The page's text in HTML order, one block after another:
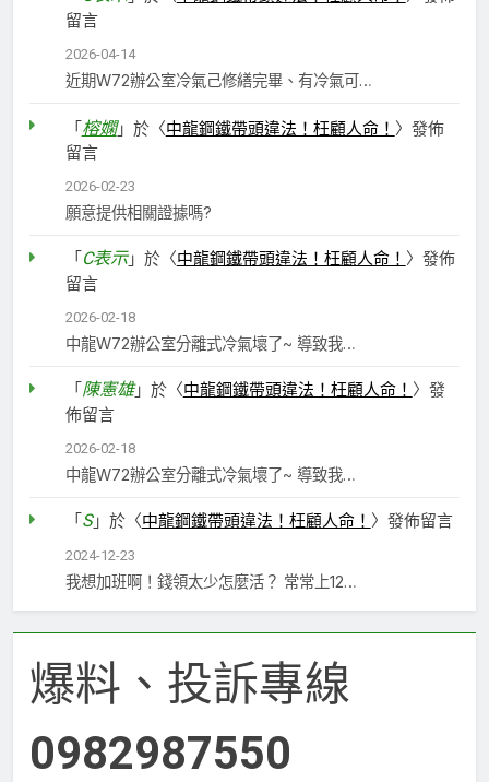
留言
2026-04-14
近期W72辦公室冷氣己修繕完畢、有冷氣可…
「 榕嫻」於〈中龍鋼鐵帶頭違法！枉顧人命！ 〉發佈
留言
2026-02-23
願意提供相關證據嗎?
「 C表示」於〈中龍鋼鐵帶頭違法！枉顧人命！ 〉發佈
留言
2026-02-18
中龍W72辦公室分離式冷氣壞了~ 導致我…
「 陳憲雄」於〈中龍鋼鐵帶頭違法！枉顧人命！ 〉發
佈留言
2026-02-18
中龍W72辦公室分離式冷氣壞了~ 導致我…
「 S」於〈中龍鋼鐵帶頭違法！枉顧人命！ 〉發佈留言
2024-12-23
我想加班啊！錢領太少怎麼活？ 常常上12…
爆料、投訴專線
0982987550